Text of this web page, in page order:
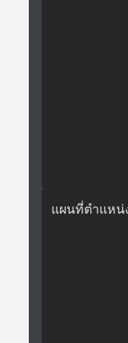
แผนที่ตำแหน่